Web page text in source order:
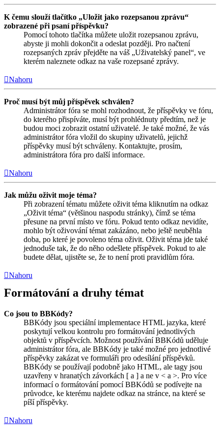
K čemu slouží tlačítko „Uložit jako rozepsanou zprávu“
zobrazené při psaní příspěvku?
Pomocí tohoto tlačítka můžete uložit rozepsanou zprávu,
abyste ji mohli dokončit a odeslat později. Pro načtení
rozepsaných zpráv přejděte na váš „Uživatelský panel“, ve
kterém naleznete odkaz na vaše rozepsané zprávy.
Nahoru
Proč musí být můj příspěvek schválen?
Administrátor fóra se mohl rozhodnout, že příspěvky ve fóru,
do kterého přispíváte, musí být prohlédnuty předtím, než je
budou moci zobrazit ostatní uživatelé. Je také možné, že vás
administrátor fóra vložil do skupiny uživatelů, jejichž
příspěvky musí být schváleny. Kontaktujte, prosím,
administrátora fóra pro další informace.
Nahoru
Jak můžu oživit moje téma?
Při zobrazení tématu můžete oživit téma kliknutím na odkaz
„Oživit téma“ (většinou naspodu stránky), čímž se téma
přesune na první místo ve fóru. Pokud tento odkaz nevidíte,
mohlo být oživování témat zakázáno, nebo ještě neuběhla
doba, po které je povoleno téma oživit. Oživit téma jde také
jednoduše tak, že do něho odešlete příspěvek. Pokud to ale
budete dělat, ujistěte se, že to není proti pravidlům fóra.
Nahoru
Formátování a druhy témat
Co jsou to BBKódy?
BBKódy jsou speciální implementace HTML jazyka, které
poskytují velkou kontrolu pro formátování jednotlivých
objektů v příspěvcích. Možnost používání BBKódů uděluje
administrátor fóra, ale BBKódy je také možné pro jednotlivé
příspěvky zakázat ve formuláři pro odesílání příspěvků.
BBKódy se používají podobně jako HTML, ale tagy jsou
uzavřeny v hranatých závorkách [ a ] a ne v < a >. Pro více
informací o formátování pomocí BBKódů se podívejte na
průvodce, ke kterému najdete odkaz na stránce, na které se
píší příspěvky.
Nahoru